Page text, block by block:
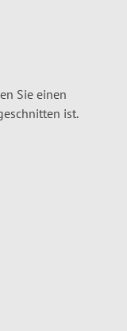
Sie einen
ist.